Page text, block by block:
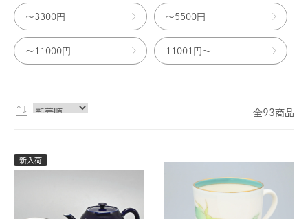
〜3300円 〜5500円
〜11000円 11001円〜
全93商品
新入荷